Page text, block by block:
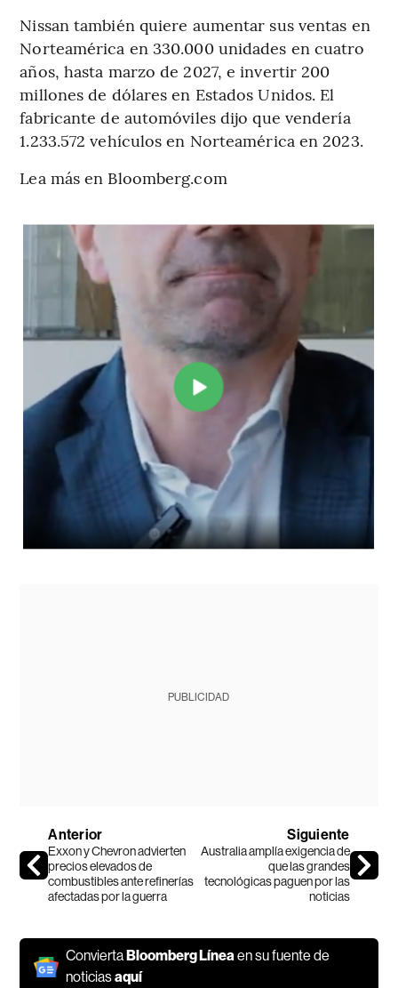
Nissan también quiere aumentar sus ventas en
Norteamérica en 330.000 unidades en cuatro
años, hasta marzo de 2027, e invertir 200
millones de dólares en Estados Unidos. El
fabricante de automóviles dijo que vendería
1.233.572 vehículos en Norteamérica en 2023.
Lea más en Bloomberg.com
PUBLICIDAD
Anterior
Exxon y Chevron advierten
precios elevados de
combustibles ante refinerías
afectadas por la guerra
Siguiente
Australia amplía exigencia de
que las grandes
tecnológicas paguen por las
noticias
Convierta Bloomberg Líneaen su fuente de
noticiasaquí